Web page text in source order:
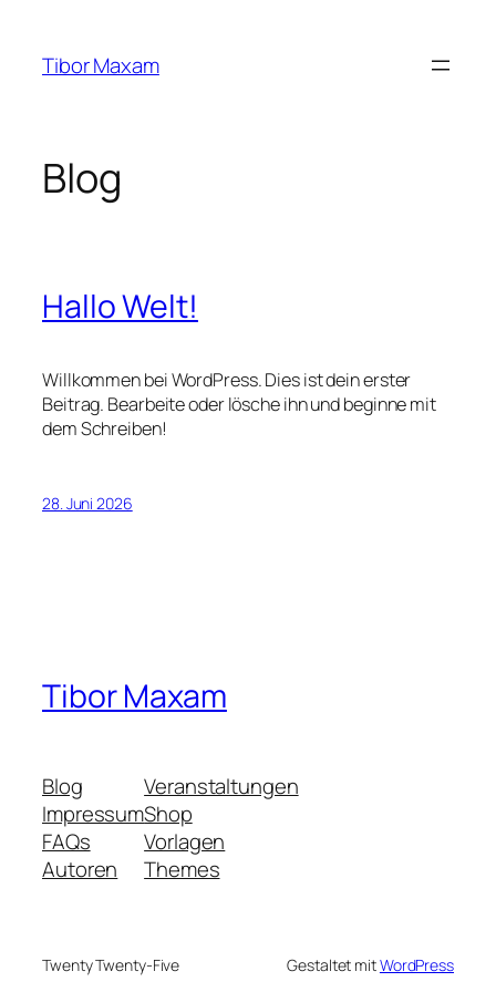
springen
Tibor Maxam
Blog
Hallo Welt!
Willkommen bei WordPress. Dies ist dein erster
Beitrag. Bearbeite oder lösche ihn und beginne mit
dem Schreiben!
28. Juni 2026
Tibor Maxam
Blog
Impressum
FAQs
Autoren
Veranstaltungen
Shop
Vorlagen
Themes
Twenty Twenty-Five Gestaltet mitWordPress